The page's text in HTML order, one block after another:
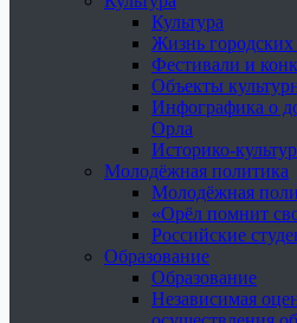
Культура
Жизнь городских
Фестивали и
Объекты
Инфографика о
Орла
Историко-
Молодёжная политика
Молодёжная
«Орёл помнит
Российские
Образование
Образование
Независимая